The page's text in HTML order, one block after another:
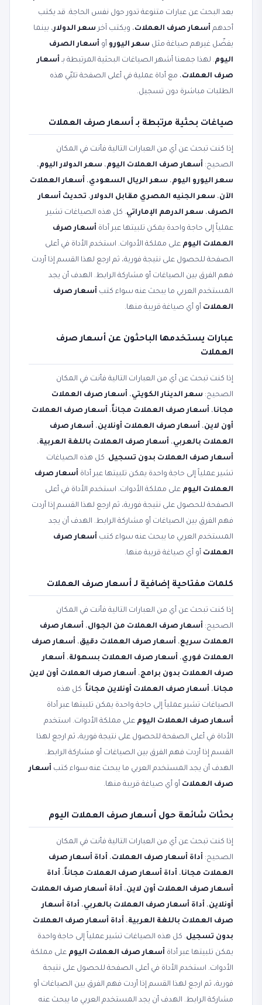
بعد البحث عن عبارات متنوعة تدور حول نفس الحاجة. قد يكتب
أحدهم أسعار صرف العملات، ويكتب آخر سعر الدولار، بينما
يفضّل غيرهم صياغة مثل سعر اليورو أو أسعار الصرف
اليوم. لهذا جمعنا أشهر الصياغات البحثية المرتبطة بـ أسعار
صرف العملات، مع أداة عملية في أعلى الصفحة تلبّي هذه
الطلبات مباشرة دون تسجيل.
صياغات بحثية مرتبطة بـ أسعار صرف العملات
إذا كنت تبحث عن أي من العبارات التالية فأنت في المكان
الصحيح: أسعار صرف العملات اليوم، سعر الدولار اليوم،
سعر اليورو اليوم، سعر الريال السعودي، أسعار العملات
الآن، سعر الجنيه المصري مقابل الدولار، تحديث أسعار
الصرف، سعر الدرهم الإماراتي. كل هذه الصياغات تشير
عملياً إلى حاجة واحدة يمكن تلبيتها عبر أداة أسعار صرف
العملات اليوم على مملكة الأدوات. استخدم الأداة في أعلى
الصفحة للحصول على نتيجة فورية، ثم ارجع لهذا القسم إذا أردت
فهم الفرق بين الصياغات أو مشاركة الرابط. الهدف أن يجد
المستخدم العربي ما يبحث عنه سواء كتب أسعار صرف
العملات أو أي صياغة قريبة منها.
عبارات يستخدمها الباحثون عن أسعار صرف
العملات
إذا كنت تبحث عن أي من العبارات التالية فأنت في المكان
الصحيح: سعر الدينار الكويتي، أسعار صرف العملات
مجانا، أسعار صرف العملات مجاناً، أسعار صرف العملات
أون لاين، أسعار صرف العملات أونلاين، أسعار صرف
العملات بالعربي، أسعار صرف العملات باللغة العربية،
أسعار صرف العملات بدون تسجيل. كل هذه الصياغات
تشير عملياً إلى حاجة واحدة يمكن تلبيتها عبر أداة أسعار صرف
العملات اليوم على مملكة الأدوات. استخدم الأداة في أعلى
الصفحة للحصول على نتيجة فورية، ثم ارجع لهذا القسم إذا أردت
فهم الفرق بين الصياغات أو مشاركة الرابط. الهدف أن يجد
المستخدم العربي ما يبحث عنه سواء كتب أسعار صرف
العملات أو أي صياغة قريبة منها.
كلمات مفتاحية إضافية لـ أسعار صرف العملات
إذا كنت تبحث عن أي من العبارات التالية فأنت في المكان
الصحيح: أسعار صرف العملات من الجوال، أسعار صرف
العملات سريع، أسعار صرف العملات دقيق، أسعار صرف
العملات فوري، أسعار صرف العملات بسهولة، أسعار
صرف العملات بدون برامج، أسعار صرف العملات أون لاين
مجانا، أسعار صرف العملات أونلاين مجاناً. كل هذه
الصياغات تشير عملياً إلى حاجة واحدة يمكن تلبيتها عبر أداة
أسعار صرف العملات اليوم على مملكة الأدوات. استخدم
الأداة في أعلى الصفحة للحصول على نتيجة فورية، ثم ارجع لهذا
القسم إذا أردت فهم الفرق بين الصياغات أو مشاركة الرابط.
الهدف أن يجد المستخدم العربي ما يبحث عنه سواء كتب أسعار
صرف العملات أو أي صياغة قريبة منها.
بحثات شائعة حول أسعار صرف العملات اليوم
إذا كنت تبحث عن أي من العبارات التالية فأنت في المكان
الصحيح: أداة أسعار صرف العملات، أداة أسعار صرف
العملات مجانا، أداة أسعار صرف العملات مجاناً، أداة
أسعار صرف العملات أون لاين، أداة أسعار صرف العملات
أونلاين، أداة أسعار صرف العملات بالعربي، أداة أسعار
صرف العملات باللغة العربية، أداة أسعار صرف العملات
بدون تسجيل. كل هذه الصياغات تشير عملياً إلى حاجة واحدة
يمكن تلبيتها عبر أداة أسعار صرف العملات اليوم على مملكة
الأدوات. استخدم الأداة في أعلى الصفحة للحصول على نتيجة
فورية، ثم ارجع لهذا القسم إذا أردت فهم الفرق بين الصياغات أو
مشاركة الرابط. الهدف أن يجد المستخدم العربي ما يبحث عنه